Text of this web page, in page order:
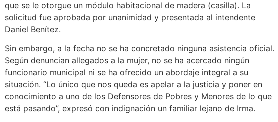
que se le otorgue un módulo habitacional de madera (casilla). La
solicitud fue aprobada por unanimidad y presentada al intendente
Daniel Benítez.
Sin embargo, a la fecha no se ha concretado ninguna asistencia oficial.
Según denuncian allegados a la mujer, no se ha acercado ningún
funcionario municipal ni se ha ofrecido un abordaje integral a su
situación. “Lo único que nos queda es apelar a la justicia y poner en
conocimiento a uno de los Defensores de Pobres y Menores de lo que
está pasando”, expresó con indignación un familiar lejano de Irma.